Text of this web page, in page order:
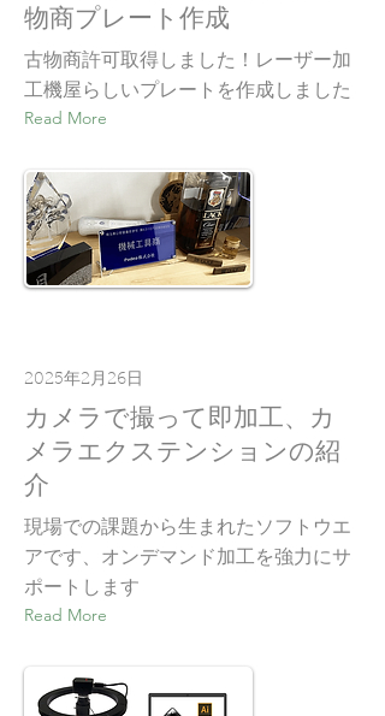
物商プレート作成
古物商許可取得しました！レーザー加
工機屋らしいプレートを作成しました
Read More
2025年2月26日
カメラで撮って即加工、カ
メラエクステンションの紹
介
現場での課題から生まれたソフトウエ
アです、オンデマンド加工を強力にサ
ポートします
Read More